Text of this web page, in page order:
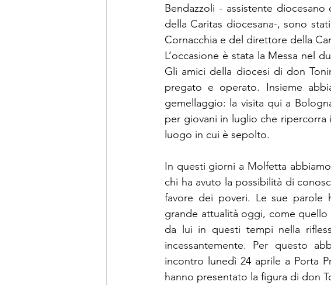
Bendazzoli - assistente
della Caritas diocesana-, sono
Cornacchia e del direttore della
L’occasione è stata la Messa nel
Gli amici della diocesi di don
pregato e operato. Insieme
gemellaggio: la visita qui a
per giovani in luglio che
luogo in cui è sepolto.
In questi giorni a Molfetta
chi ha avuto la possibilità di
favore dei poveri. Le sue
grande attualità oggi, come
da lui in questi tempi nella
incessantemente. Per questo
incontro lunedì 24 aprile a Porta
hanno presentato la figura di don